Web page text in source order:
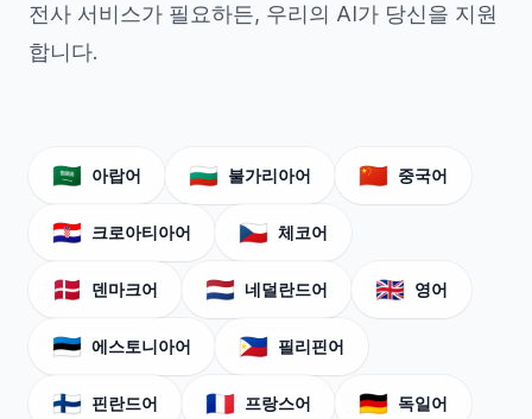
전사 서비스가 필요하든, 우리의 AI가 당신을 지원
합니다.
🇸🇦 아랍어 🇧🇬 불가리아어 🇨🇳 중국어
🇭🇷 크로아티아어 🇨🇿 체코어
🇩🇰 덴마크어 🇳🇱 네덜란드어 🇬🇧 영어
🇪🇪 에스토니아어 🇵🇭 필리핀어
🇫🇮 핀란드어 🇫🇷 프랑스어 🇩🇪 독일어